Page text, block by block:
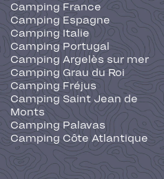
Camping France
Camping Espagne
Camping Italie
Camping Portugal
Camping Argelès sur mer
Camping Grau du Roi
Camping Fréjus
Camping Saint Jean de
Monts
Camping Palavas
Camping Côte Atlantique